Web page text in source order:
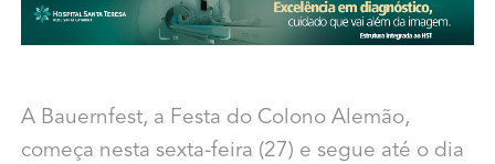
A Bauernfest, a Festa do Colono Alemão,
começa nesta sexta-feira (27) e segue até o dia